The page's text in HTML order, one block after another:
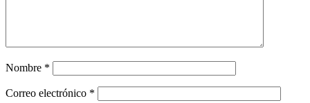
Nombre *
Correo electrónico *